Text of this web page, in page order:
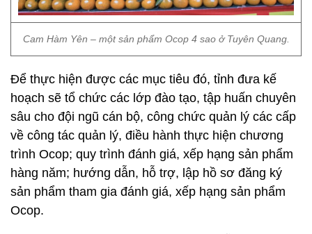
Cam Hàm Yên – một sản phẩm Ocop 4 sao ở Tuyên Quang.
Để thực hiện được các mục tiêu đó, tỉnh đưa kế
hoạch sẽ tổ chức các lớp đào tạo, tập huấn chuyên
sâu cho đội ngũ cán bộ, công chức quản lý các cấp
về công tác quản lý, điều hành thực hiện chương
trình Ocop; quy trình đánh giá, xếp hạng sản phẩm
hàng năm; hướng dẫn, hỗ trợ, lập hồ sơ đăng ký
sản phẩm tham gia đánh giá, xếp hạng sản phẩm
Ocop.